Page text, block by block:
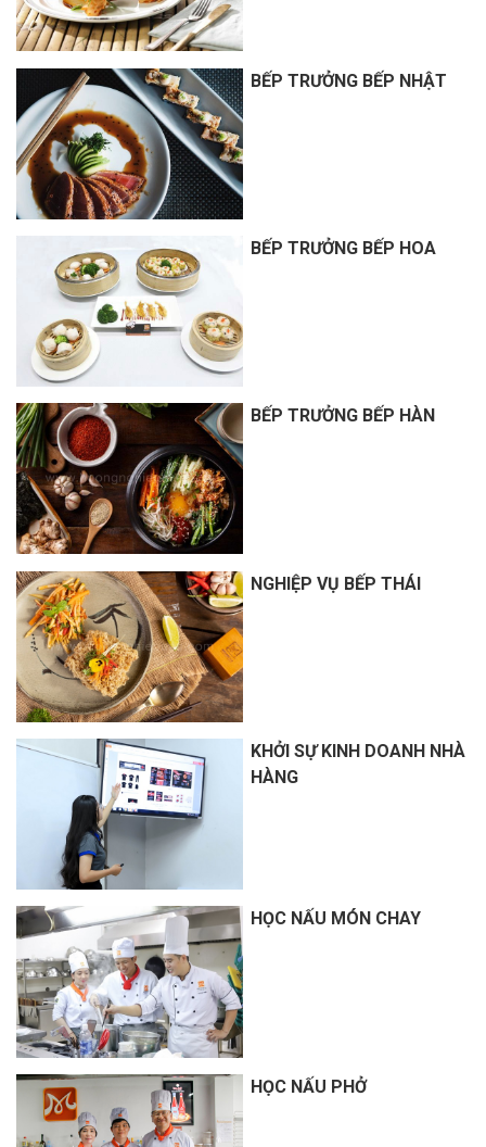
BẾP TRƯỞNG BẾP NHẬT
BẾP TRƯỞNG BẾP HOA
BẾP TRƯỞNG BẾP HÀN
NGHIỆP VỤ BẾP THÁI
KHỞI SỰ KINH DOANH NHÀ
HÀNG
HỌC NẤU MÓN CHAY
HỌC NẤU PHỞ